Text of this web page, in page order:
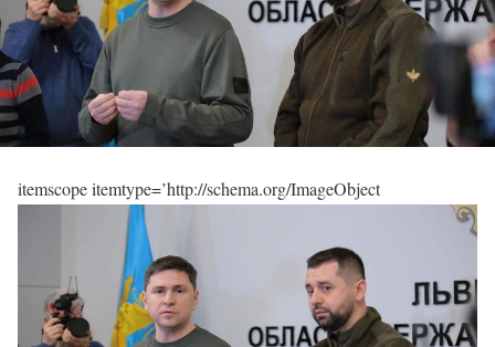
itemscope itemtype=’http://schema.org/ImageObject